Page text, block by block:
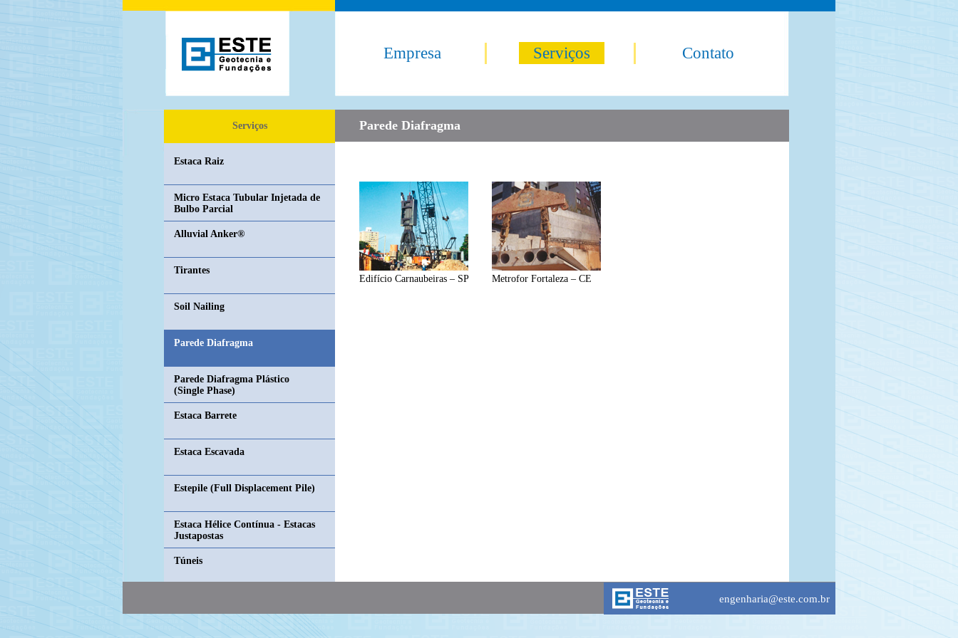
Empresa Serviços Contato
Serviços
Estaca Raiz
Micro Estaca Tubular Injetada de
Bulbo Parcial
Alluvial Anker®
Tirantes
Soil Nailing
Parede Diafragma
Parede Diafragma Plástico
(Single Phase)
Estaca Barrete
Estaca Escavada
Estepile (Full Displacement Pile)
Estaca Hélice Contínua - Estacas
Justapostas
Túneis
Jet Grouting
Parede Diafragma
Edifício Carnaubeiras – SP Metrofor Fortaleza – CE
engenharia@este.com.br